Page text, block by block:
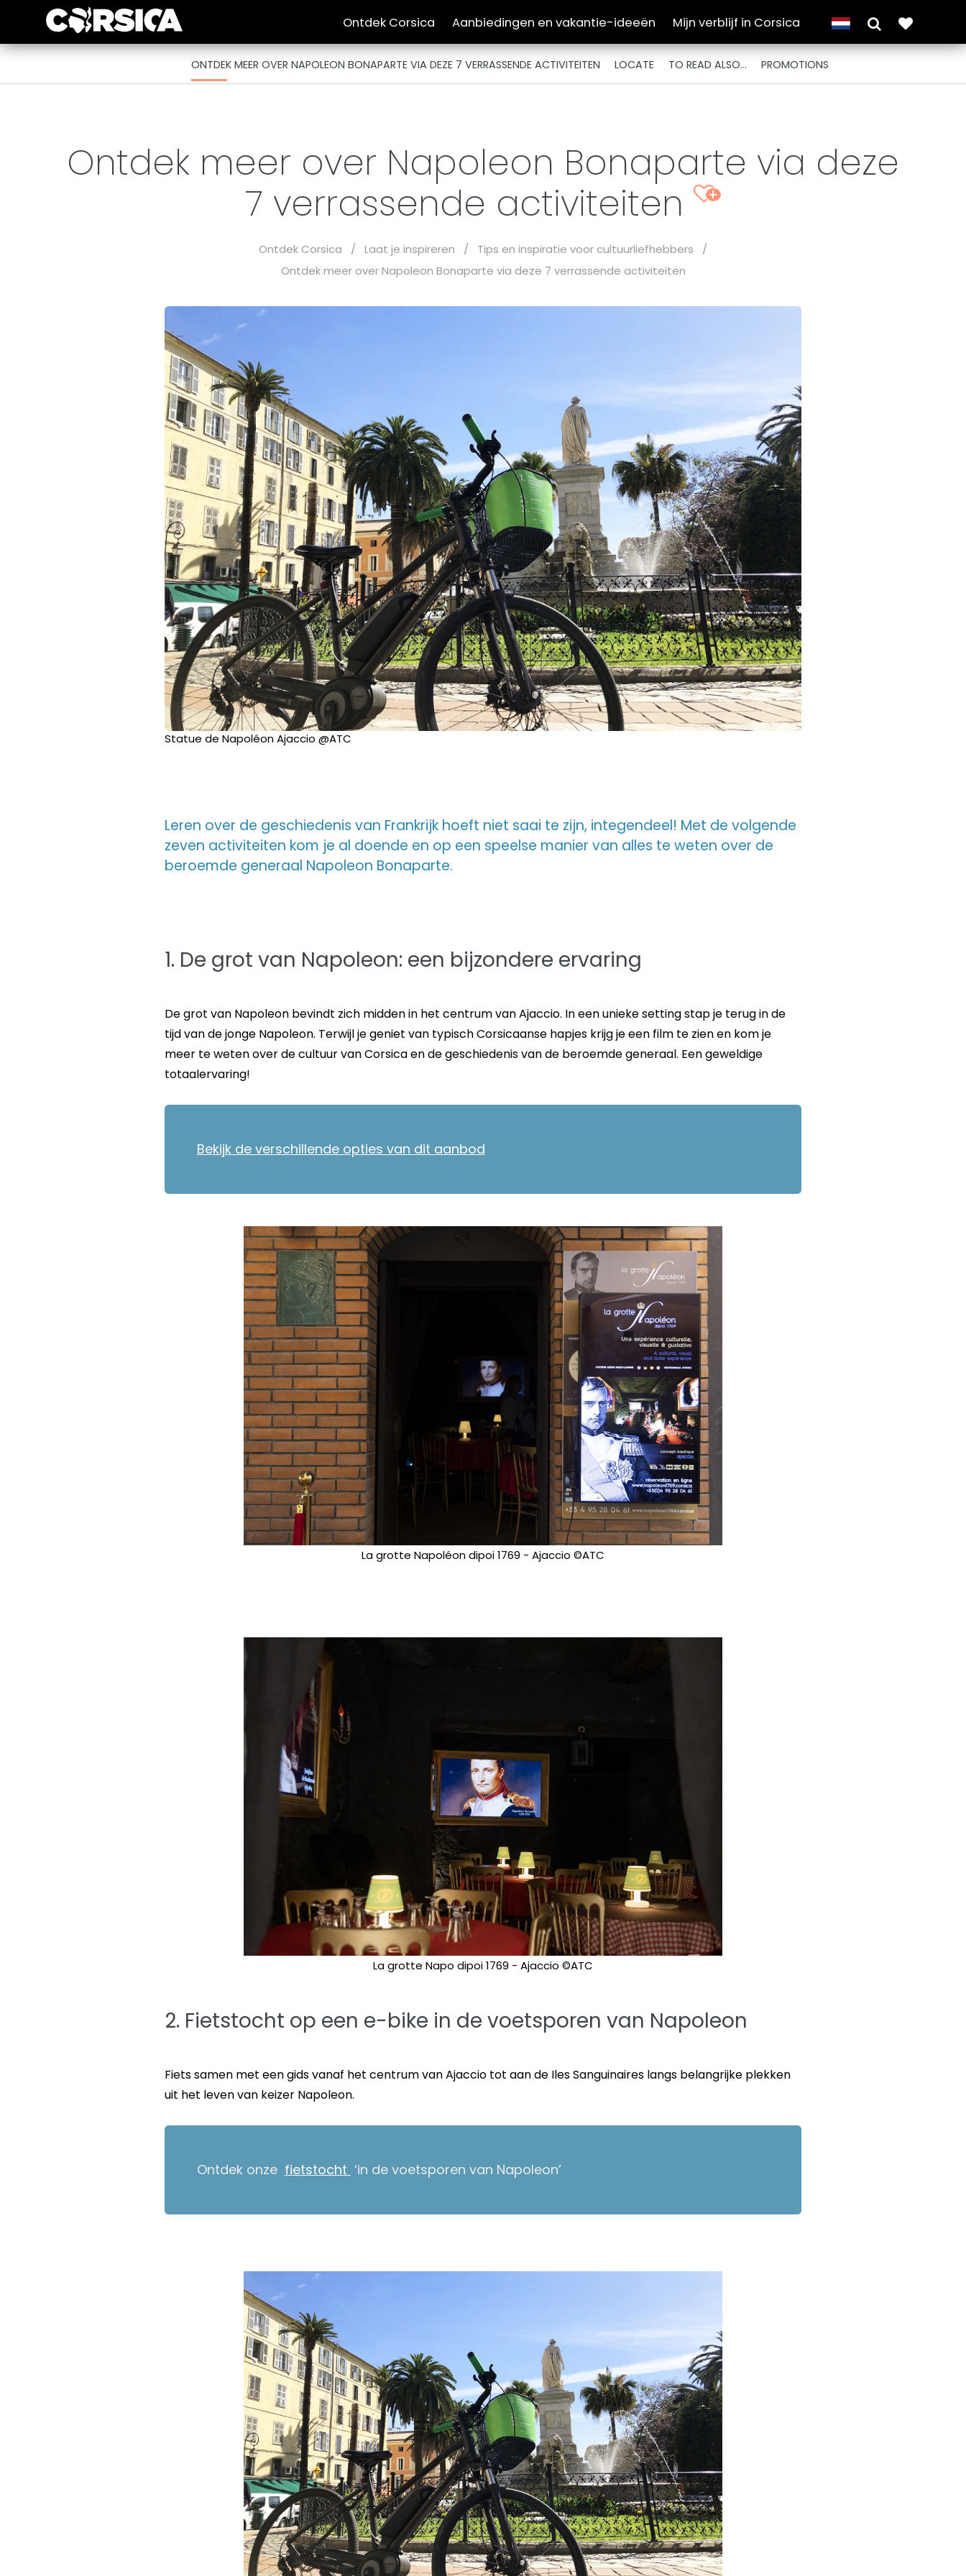
Ontdek Corsica Aanbiedingen en vakantie-ideeën Mijn verblijf in Corsica
ONTDEK MEER OVER NAPOLEON BONAPARTE VIA DEZE 7 VERRASSENDE ACTIVITEITEN LOCATE TO READ ALSO... PROMOTIONS
Ontdek meer over Napoleon Bonaparte via deze
7 verrassende activiteiten
+
Ontdek Corsica / Laat je inspireren / Tips en inspiratie voor cultuurliefhebbers
/
Ontdek meer over Napoleon Bonaparte via deze 7 verrassende activiteiten
Statue de Napoléon Ajaccio @ATC
Leren over de geschiedenis van Frankrijk hoeft niet saai te zijn, integendeel! Met de volgende
zeven activiteiten kom je al doende en op een speelse manier van alles te weten over de
beroemde generaal Napoleon Bonaparte.
1. De grot van Napoleon: een bijzondere ervaring
De grot van Napoleon bevindt zich midden in het centrum van Ajaccio. In een unieke setting stap je terug in de
tijd van de jonge Napoleon. Terwijl je geniet van typisch Corsicaanse hapjes krijg je een film te zien en kom je
meer te weten over de cultuur van Corsica en de geschiedenis van de beroemde generaal. Een geweldige
totaalervaring!
Bekijk de verschillende opties van dit aanbod
La grotte Napoléon dipoi 1769 - Ajaccio ©ATC
La grotte Napo dipoi 1769 - Ajaccio ©ATC
2. Fietstocht op een e-bike in de voetsporen van Napoleon
Fiets samen met een gids vanaf het centrum van Ajaccio tot aan de Iles Sanguinaires langs belangrijke plekken
uit het leven van keizer Napoleon.
Ontdek onze fietstocht ‘in de voetsporen van Napoleon’